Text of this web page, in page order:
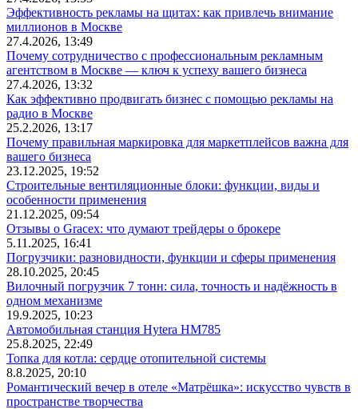
Эффективность рекламы на щитах: как привлечь внимание
миллионов в Москве
27.4.2026, 13:49
Почему сотрудничество с профессиональным рекламным
агентством в Москве — ключ к успеху вашего бизнеса
27.4.2026, 13:32
Как эффективно продвигать бизнес с помощью рекламы на
радио в Москве
25.2.2026, 13:17
Почему правильная маркировка для маркетплейсов важна для
вашего бизнеса
23.12.2025, 19:52
Строительные вентиляционные блоки: функции, виды и
особенности применения
21.12.2025, 09:54
Отзывы о Gracex: что думают трейдеры о брокере
5.11.2025, 16:41
Погрузчики: разновидности, функции и сферы применения
28.10.2025, 20:45
Вилочный погрузчик 7 тонн: сила, точность и надёжность в
одном механизме
19.9.2025, 10:23
Автомобильная станция Hytera HM785
25.8.2025, 22:49
Топка для котла: сердце отопительной системы
8.8.2025, 20:10
Романтический вечер в отеле «Матрёшка»: искусство чувств в
пространстве творчества